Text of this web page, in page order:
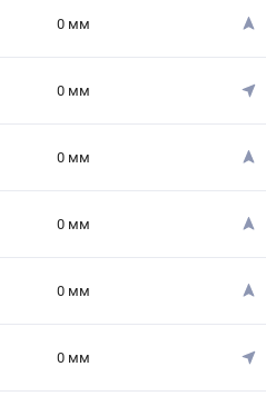
0мм
0мм
0мм
0мм
0мм
0мм